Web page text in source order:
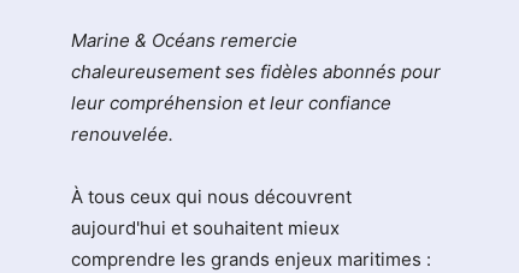
Marine & Océans remercie
chaleureusement ses fidèles abonnés pour
leur compréhension et leur confiance
renouvelée.
À tous ceux qui nous découvrent
aujourd'hui et souhaitent mieux
comprendre les grands enjeux maritimes :